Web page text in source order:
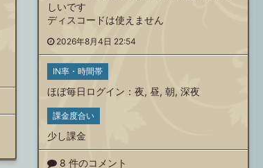
しいです
ディスコードは使えません
2026年8月4日 22:54
IN率・時間帯
ほぼ毎日ログイン ： 夜, 昼, 朝, 深夜
課金度合い
少し課金
8 件のコメント